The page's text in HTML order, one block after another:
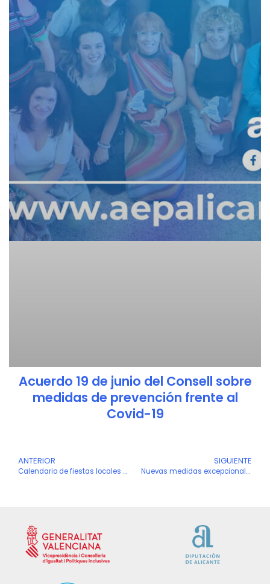
Acuerdo 19 de junio del Consell sobre
medidas de prevención frente al
Covid-19
Ant
ANTERIOR
Calendario de fiestas locales ámbito Comunitat Valenciana para 2021 Recibidos
SIGUIENTE
Nuevas medidas excepcionales y adicionales ámbito CV consecuencia crisis sanitaria ocasionada por la Covid-19